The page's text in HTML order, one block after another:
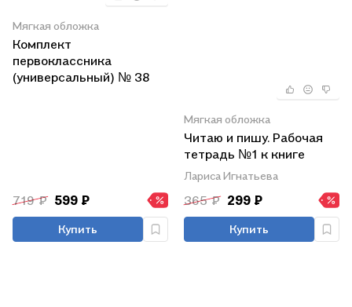
Мягкая обложка
Комплект
первоклассника
(универсальный) № 38
719 ₽ 599 ₽
Купить
Мягкая обложка
Читаю и пишу. Рабочая
тетрадь №1 к книге
"Азбука. Мой первый
учебник"
Лариса Игнатьева
365 ₽ 299 ₽
Купить